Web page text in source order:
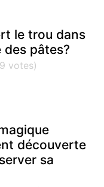
le trou dans
des pâtes?
découverte
sa